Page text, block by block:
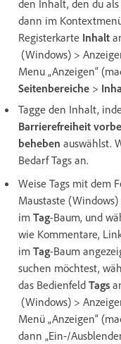
den Inhalt, den du
dann im
Registerkarte Inhalt
(Windows) >
Menu „Anzeigen“
Seitenbereiche >
Tagge den Inhalt,
Barrierefreiheit
beheben auswählst.
Bedarf Tags an.
Weise Tags mit dem
Maustaste
im Tag-Baum, und
wie Kommentare,
im Tag-Baum
suchen möchtest,
das Bedienfeld Tags
(Windows) >
Menü „Anzeigen“
dann „Ein-/